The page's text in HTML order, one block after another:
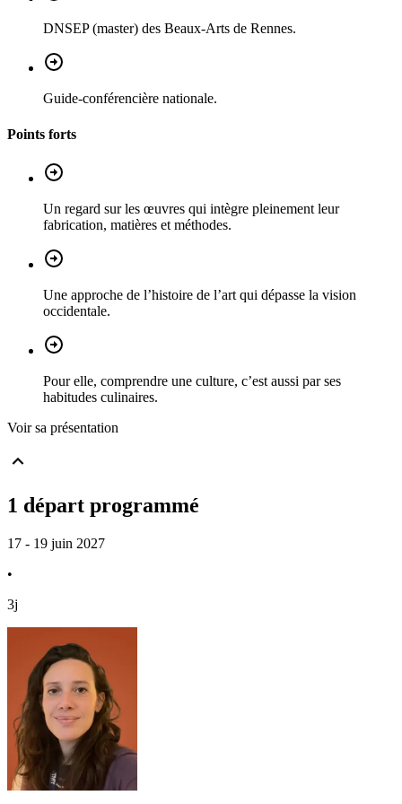
DNSEP (master) des Beaux-Arts de Rennes.
Guide-conférencière nationale.
Points forts
Un regard sur les œuvres qui intègre pleinement leur
fabrication, matières et méthodes.
Une approche de l’histoire de l’art qui dépasse la vision
occidentale.
Pour elle, comprendre une culture, c’est aussi par ses
habitudes culinaires.
Voir sa présentation
1 départ programmé
17 - 19 juin 2027
•
3j